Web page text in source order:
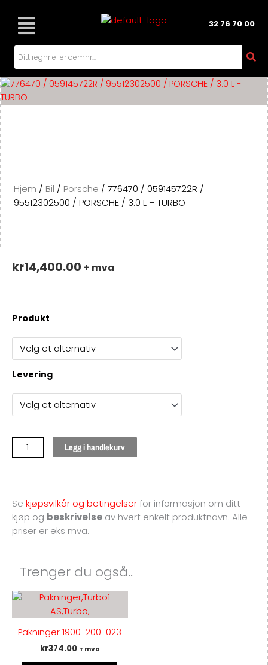
innholdet
32 76 70 00
Hjem / Bil / Porsche / 776470 / 059145722R /
95512302500 / PORSCHE / 3.0 L – TURBO
kr14,400.00 + mva
Produkt
Levering
776470
059145722R
95512302500
PORSCHE
L
Legg i handlekurv
Se kjøpsvilkår og betingelserfor informasjon om ditt
kjøp og beskrivelse av hvert enkelt produktnavn. Alle
priser er eks mva.
Trenger du også..
Pakninger 1900-200-023
kr374.00 + mva